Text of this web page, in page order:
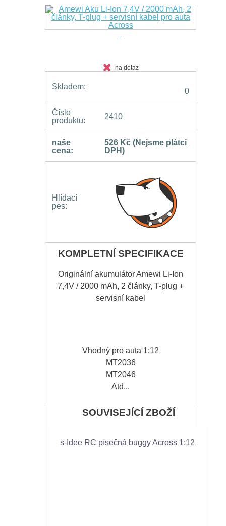
na dotaz
Skladem:
0
Číslo
produktu:
2410
naše
cena:
526 Kč (Nejsme plátci
DPH)
Hlídací
pes:
KOMPLETNÍ SPECIFIKACE
Originální akumulátor Amewi Li-Ion
7,4V / 2000 mAh, 2 články, T-plug +
servisní kabel
Vhodný pro auta 1:12
MT2036
MT2046
Atd...
SOUVISEJÍCÍ ZBOŽÍ
s-Idee RC písečná buggy Across 1:12